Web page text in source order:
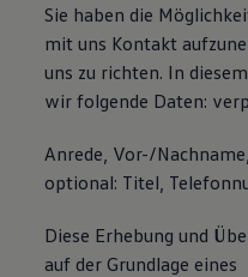
75 Jahre Bulli
Bulli
Sie haben die
mit uns Kontakt
uns zu richten. In
wir folgende Daten:
Anrede, Vor-/
optional: Titel,
Diese Erhebung und
auf der Grundlage eines